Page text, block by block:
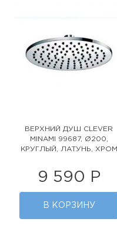
ВЕРХНИЙ ДУШ CLEVER
MINAMI 99687, Ø200,
КРУГЛЫЙ, ЛАТУНЬ, ХРОМ
9 590 Р
В КОРЗИНУ